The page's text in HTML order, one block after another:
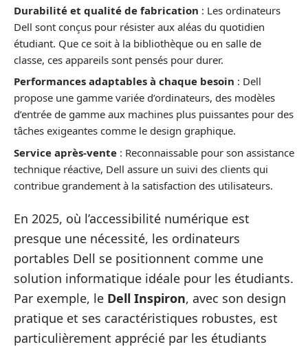
Durabilité et qualité de fabrication : Les ordinateurs
Dell sont conçus pour résister aux aléas du quotidien
étudiant. Que ce soit à la bibliothèque ou en salle de
classe, ces appareils sont pensés pour durer.
Performances adaptables à chaque besoin : Dell
propose une gamme variée d’ordinateurs, des modèles
d’entrée de gamme aux machines plus puissantes pour des
tâches exigeantes comme le design graphique.
Service après-vente : Reconnaissable pour son assistance
technique réactive, Dell assure un suivi des clients qui
contribue grandement à la satisfaction des utilisateurs.
En 2025, où l’accessibilité numérique est
presque une nécessité, les ordinateurs
portables Dell se positionnent comme une
solution informatique idéale pour les étudiants.
Par exemple, le Dell Inspiron, avec son design
pratique et ses caractéristiques robustes, est
particulièrement apprécié par les étudiants